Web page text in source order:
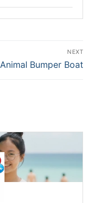
NEXT
Next
Animal Bumper Boat